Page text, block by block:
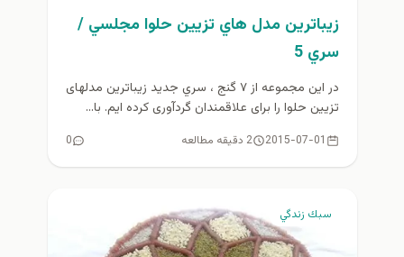
زيباترين مدل هاي تزيين حلوا مجلسي /
سري 5
در این مجموعه از ۷ گنج ، سري جديد زیباترین مدلهای
تزیین حلوا را برای علاقمندان گردآوری کرده ایم. با...
2015-07-01 2 دقیقه مطالعه 0
سبك زندگي